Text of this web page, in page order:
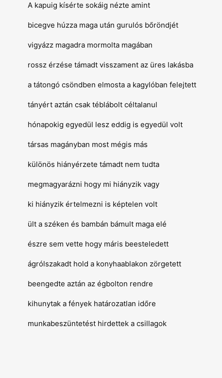
A kapuig kísérte sokáig nézte amint
bicegve húzza maga után gurulós bőröndjét
vigyázz magadra mormolta magában
rossz érzése támadt visszament az üres lakásba
a tátongó csöndben elmosta a kagylóban felejtett
tányért aztán csak téblábolt céltalanul
hónapokig egyedül lesz eddig is egyedül volt
társas magányban most mégis más
különös hiányérzete támadt nem tudta
megmagyarázni hogy mi hiányzik vagy
ki hiányzik értelmezni is képtelen volt
ült a széken és bambán bámult maga elé
észre sem vette hogy máris beesteledett
ágrólszakadt hold a konyhaablakon zörgetett
beengedte aztán az égbolton rendre
kihunytak a fények határozatlan időre
munkabeszüntetést hirdettek a csillagok